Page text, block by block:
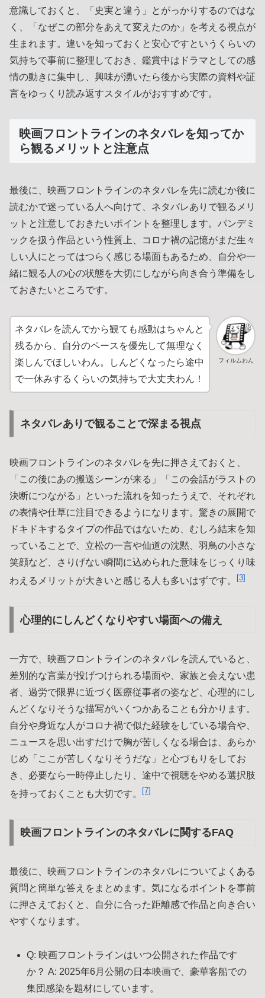
意識しておくと、「史実と違う」とがっかりするのではな
く、「なぜこの部分をあえて変えたのか」を考える視点が
生まれます。違いを知っておくと安心ですというくらいの
気持ちで事前に整理しておき、鑑賞中はドラマとしての感
情の動きに集中し、興味が湧いたら後から実際の資料や証
言をゆっくり読み返すスタイルがおすすめです。
映画フロントラインのネタバレを知ってか
ら観るメリットと注意点
最後に、映画フロントラインのネタバレを先に読むか後に
読むかで迷っている人へ向けて、ネタバレありで観るメリ
ットと注意しておきたいポイントを整理します。パンデミ
ックを扱う作品という性質上、コロナ禍の記憶がまだ生々
しい人にとってはつらく感じる場面もあるため、自分や一
緒に観る人の心の状態を大切にしながら向き合う準備をし
ておきたいところです。
フィルムわん
ネタバレを読んでから観ても感動はちゃんと
残るから、自分のペースを優先して無理なく
楽しんでほしいわん。しんどくなったら途中
で一休みするくらいの気持ちで大丈夫わん！
ネタバレありで観ることで深まる視点
映画フロントラインのネタバレを先に押さえておくと、
「この後にあの搬送シーンが来る」「この会話がラストの
決断につながる」といった流れを知ったうえで、それぞれ
の表情や仕草に注目できるようになります。驚きの展開で
ドキドキするタイプの作品ではないため、むしろ結末を知
っていることで、立松の一言や仙道の沈黙、羽鳥の小さな
笑顔など、さりげない瞬間に込められた意味をじっくり味
わえるメリットが大きいと感じる人も多いはずです。
[3]
心理的にしんどくなりやすい場面への備え
一方で、映画フロントラインのネタバレを読んでいると、
差別的な言葉が投げつけられる場面や、家族と会えない患
者、過労で限界に近づく医療従事者の姿など、心理的にし
んどくなりそうな描写がいくつかあることも分かります。
自分や身近な人がコロナ禍で似た経験をしている場合や、
ニュースを思い出すだけで胸が苦しくなる場合は、あらか
じめ「ここが苦しくなりそうだな」と心づもりをしてお
き、必要なら一時停止したり、途中で視聴をやめる選択肢
を持っておくことも大切です。
[7]
映画フロントラインのネタバレに関するFAQ
最後に、映画フロントラインのネタバレについてよくある
質問と簡単な答えをまとめます。気になるポイントを事前
に押さえておくと、自分に合った距離感で作品と向き合い
やすくなります。
Q: 映画フロントラインはいつ公開された作品です
か？ A: 2025年6月公開の日本映画で、豪華客船での
集団感染を題材にしています。